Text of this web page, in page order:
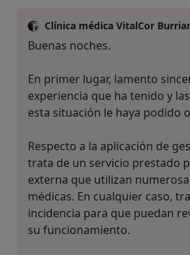
Clínica médica VitalCor
Buenas noches.
En primer lugar, lamento
experiencia que ha tenido y
esta situación le haya podido
Respecto a la aplicación de
trata de un servicio prestado
externa que utilizan
médicas. En cualquier caso,
incidencia para que puedan
su funcionamiento.